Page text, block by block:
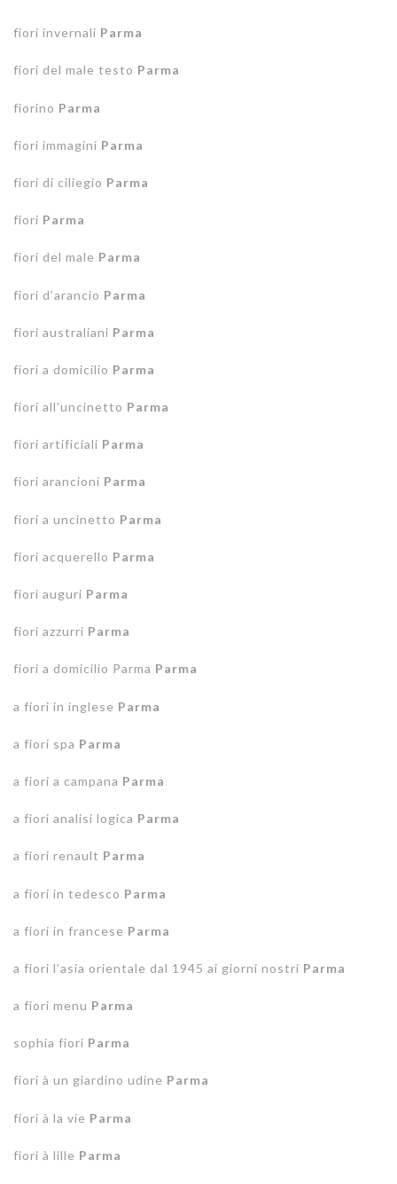
fiori invernali Parma
fiori del male testo Parma
fiorino Parma
fiori immagini Parma
fiori di ciliegio Parma
fiori Parma
fiori del male Parma
fiori d’arancio Parma
fiori australiani Parma
fiori a domicilio Parma
fiori all’uncinetto Parma
fiori artificiali Parma
fiori arancioni Parma
fiori a uncinetto Parma
fiori acquerello Parma
fiori auguri Parma
fiori azzurri Parma
fiori a domicilio Parma Parma
a fiori in inglese Parma
a fiori spa Parma
a fiori a campana Parma
a fiori analisi logica Parma
a fiori renault Parma
a fiori in tedesco Parma
a fiori in francese Parma
a fiori l’asia orientale dal 1945 ai giorni nostri Parma
a fiori menu Parma
sophia fiori Parma
fiori à un giardino udine Parma
fiori à la vie Parma
fiori à lille Parma